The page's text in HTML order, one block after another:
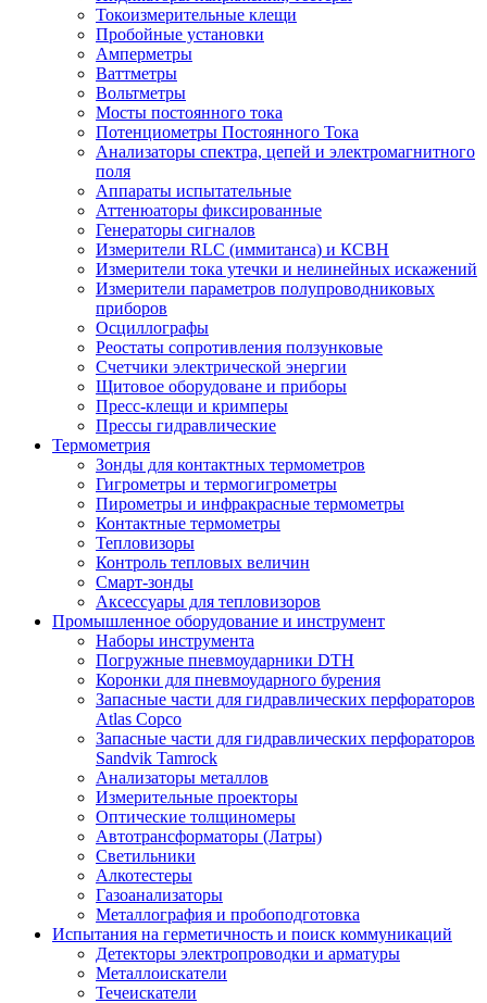
Токоизмерительные клещи
Пробойные установки
Амперметры
Ваттметры
Вольтметры
Мосты постоянного тока
Потенциометры Постоянного Тока
Анализаторы спектра, цепей и электромагнитного
поля
Аппараты испытательные
Аттенюаторы фиксированные
Генераторы сигналов
Измерители RLC (иммитанса) и КСВН
Измерители тока утечки и нелинейных искажений
Измерители параметров полупроводниковых
приборов
Осциллографы
Реостаты сопротивления ползунковые
Счетчики электрической энергии
Щитовое оборудоване и приборы
Пресс-клещи и кримперы
Прессы гидравлические
Термометрия
Зонды для контактных термометров
Гигрометры и термогигрометры
Пирометры и инфракрасные термометры
Контактные термометры
Тепловизоры
Контроль тепловых величин
Смарт-зонды
Аксессуары для тепловизоров
Промышленное оборудование и инструмент
Наборы инструмента
Погружные пневмоударники DTH
Коронки для пневмоударного бурения
Запасные части для гидравлических перфораторов
Atlas Copco
Запасные части для гидравлических перфораторов
Sandvik Tamrock
Анализаторы металлов
Измерительные проекторы
Оптические толщиномеры
Автотрансформаторы (Латры)
Светильники
Алкотестеры
Газоанализаторы
Металлография и пробоподготовка
Испытания на герметичность и поиск коммуникаций
Детекторы электропроводки и арматуры
Металлоискатели
Течеискатели